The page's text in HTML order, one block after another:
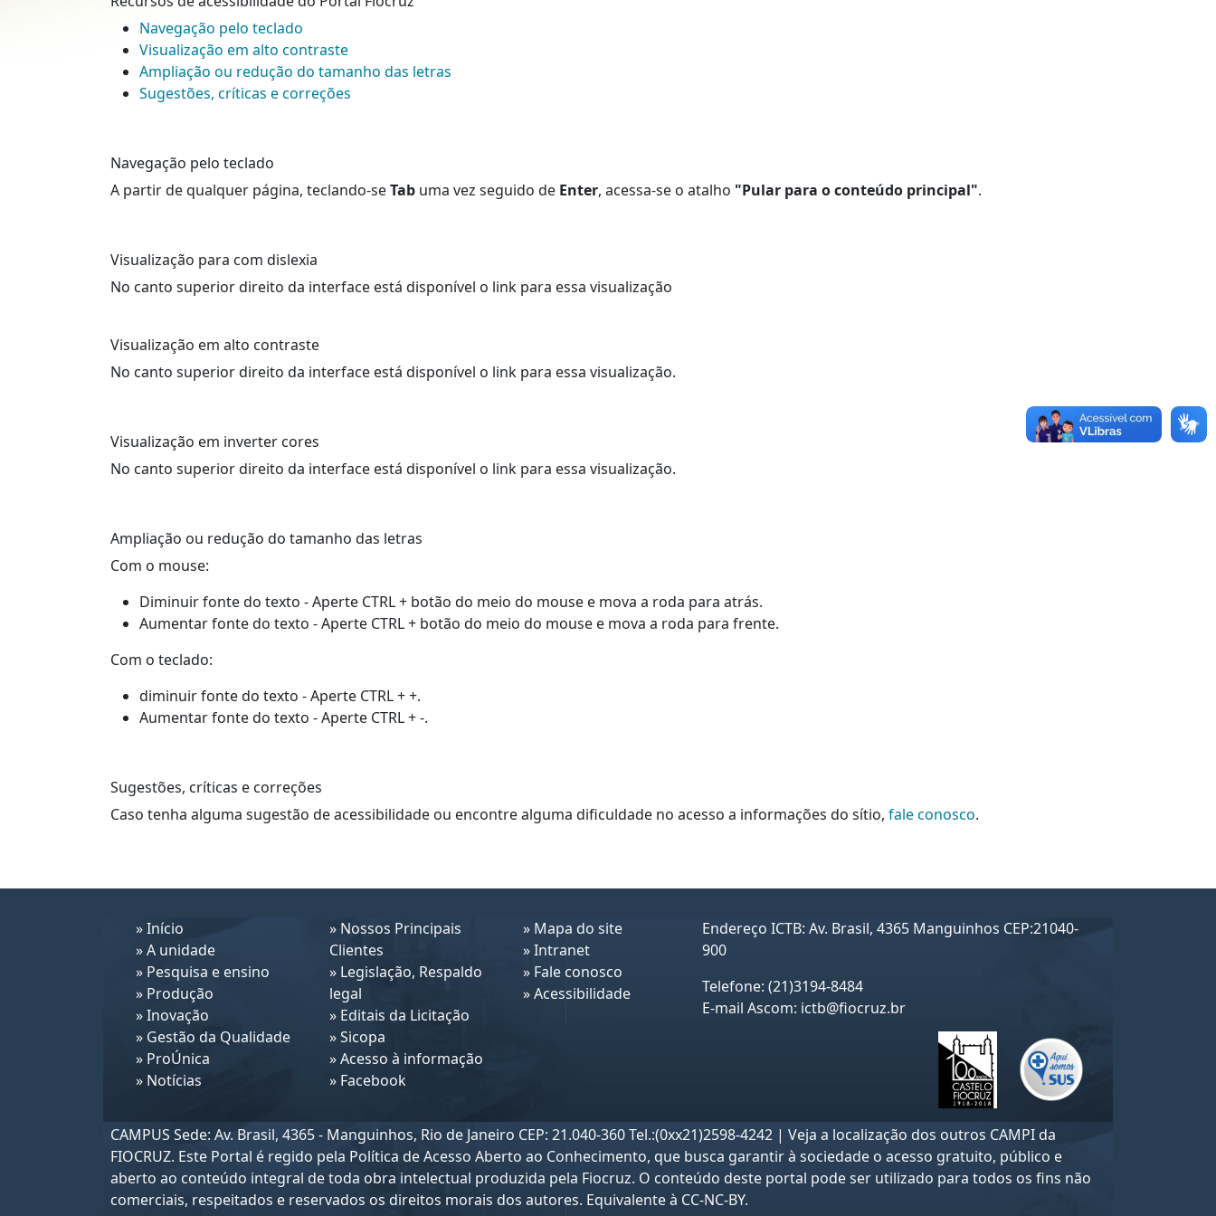
Navegação pelo teclado
Visualização em alto contraste
Ampliação ou redução do tamanho das letras
Sugestões, críticas e correções
Navegação pelo teclado
A partir de qualquer página, teclando-seTab uma vez seguido de Enter, acessa-se o atalho "Pular para o conteúdo principal".
Visualização para com dislexia
No canto superior direito da interface está disponível o link para essa visualização
Visualização em alto contraste
No canto superior direito da interface está disponível o link para essa visualização.
Visualização em inverter cores
No canto superior direito da interface está disponível o link para essa visualização.
Ampliação ou redução do tamanho das letras
Com o mouse:
Diminuir fonte do texto - Aperte CTRL + botão do meio do mouse e mova a roda para atrás.
Aumentar fonte do texto - Aperte CTRL + botão do meio do mouse e mova a roda para frente.
Com o teclado:
diminuir fonte do texto - Aperte CTRL + +.
Aumentar fonte do texto - Aperte CTRL + -.
Sugestões, críticas e correções
Caso tenha alguma sugestão de acessibilidade ou encontre alguma dificuldade no acesso a informações do sítio, fale conosco.
»Início
»A unidade
» Pesquisa e ensino
» Produção
»Inovação
» Gestão da Qualidade
» ProÚnica
» Notícias
» Nossos Principais
Clientes
» Legislação, Respaldo
legal
» Editais da Licitação
»Sicopa
»Acesso à informação
» Facebook
» Mapa do site
»Intranet
» Fale conosco
»Acessibilidade
Endereço ICTB: Av. Brasil, 4365 Manguinhos CEP:21040-
900
Telefone: (21)3194-8484
E-mail Ascom: ictb@fiocruz.br
CAMPUS Sede: Av. Brasil, 4365 - Manguinhos, Rio de Janeiro CEP: 21.040-360 Tel.:(0xx21)2598-4242 | Veja a localização dos outros CAMPI da
FIOCRUZ. Este Portal é regido pela Política de Acesso Aberto ao Conhecimento, que busca garantir à sociedade o acesso gratuito, público e
aberto ao conteúdo integral de toda obra intelectual produzida pela Fiocruz. O conteúdo deste portal pode ser utilizado para todos os fins não
comerciais, respeitados e reservados os direitos morais dos autores. Equivalente à CC-NC-BY.